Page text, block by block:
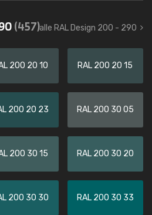
(457)alle RAL Design 200 - 290
200 20 10 RAL 200 20 15
200 20 23 RAL 200 30 05
200 30 15 RAL 200 30 20
200 30 30 RAL 200 30 33